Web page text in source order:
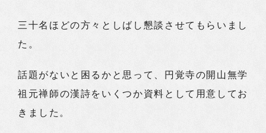
三十名ほどの方々としばし懇談させてもらいまし
た。
話題がないと困るかと思って、円覚寺の開山無学
祖元禅師の漢詩をいくつか資料として用意してお
きました。